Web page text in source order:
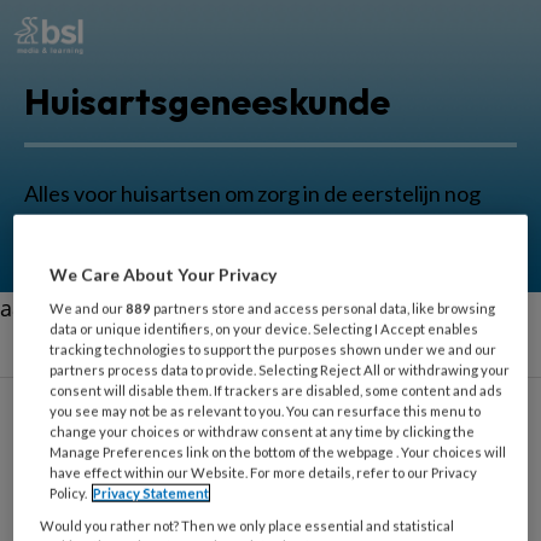
Huisartsgeneeskunde
Alles voor huisartsen om zorg in de eerstelijn nog
aa
Mireille Ollivieira
Communicatiewetenschapper
We Care About Your Privacy
We and our889 partners store and access personal data, like browsing
data or unique identifiers, on your device. Selecting I Accept enables
tracking technologies to support the purposes shown under we and our
partners process data to provide. Selecting Reject All or withdrawing your
consent will disable them. If trackers are disabled, some content and ads
you see may not be as relevant to you. You can resurface this menu to
change your choices or withdraw consent at any time by clicking the
Manage Preferences link on the bottom of the webpage . Your choices will
have effect within our Website. For more details, refer to our Privacy
Policy. Privacy Statement
Would you rather not? Then we only place essential and statistical